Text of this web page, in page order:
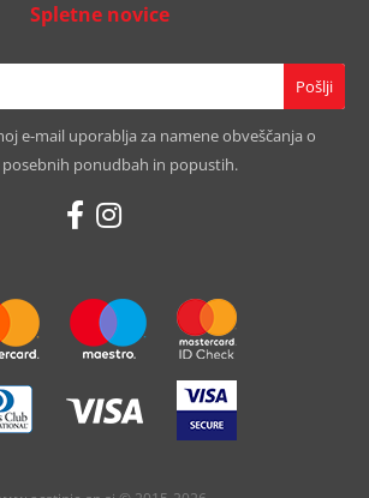
Spletne novice
e-mail uporablja za namene obveščanja o
ponudbah in popustih.